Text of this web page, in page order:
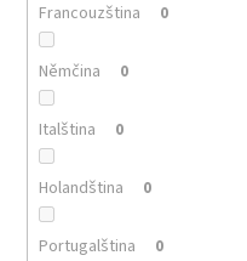
Francouzština 0
Němčina 0
Italština 0
Holandština 0
Portugalština 0